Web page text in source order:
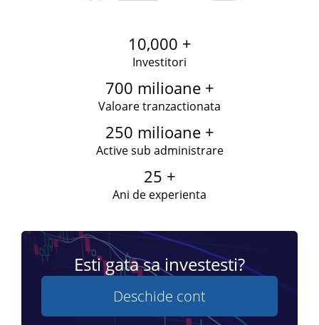
10,000 +
Investitori
700 milioane +
Valoare tranzactionata
250 milioane +
Active sub administrare
25 +
Ani de experienta
Esti gata sa investesti?
Deschide cont